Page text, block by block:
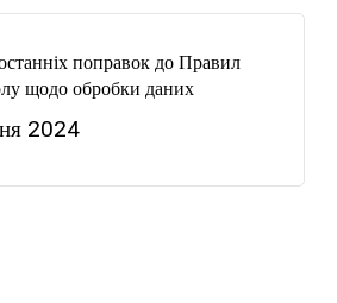
поправок до Правил
щодо обробки даних
2024